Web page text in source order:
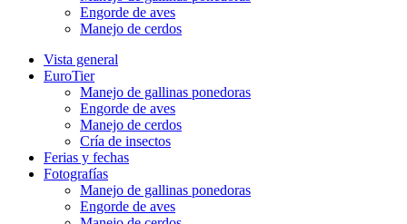
Engorde de aves
Manejo de cerdos
Vista general
EuroTier
Manejo de gallinas ponedoras
Engorde de aves
Manejo de cerdos
Cría de insectos
Ferias y fechas
Fotografías
Manejo de gallinas ponedoras
Engorde de aves